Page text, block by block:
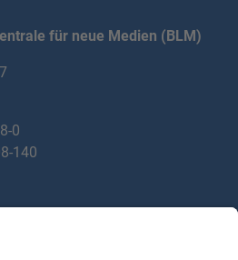
für neue Medien (BLM)
0
140